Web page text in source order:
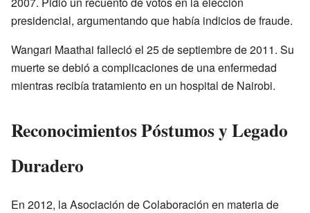
presidencial, argumentando que había indicios de fraude.
Wangari Maathai falleció el 25 de septiembre de 2011. Su
muerte se debió a complicaciones de una enfermedad
mientras recibía tratamiento en un hospital de Nairobi.
Reconocimientos Póstumos y Legado
Duradero
En 2012, la Asociación de Colaboración en materia de